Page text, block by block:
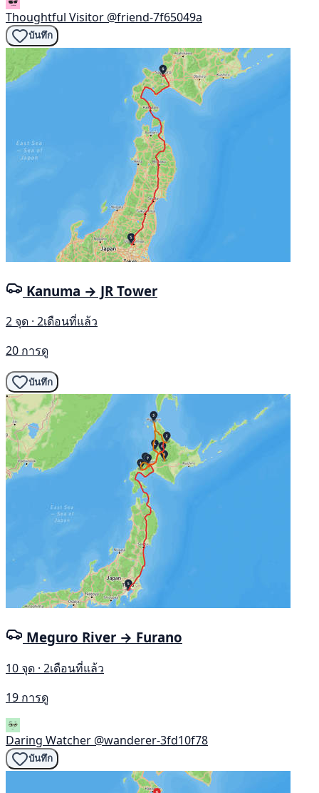
Thoughtful Visitor @friend-7f65049a
บันทึก
Kanuma → JR Tower
2 จุด · 2เดือนที่แล้ว
20 การดู
บันทึก
Meguro River → Furano
10 จุด · 2เดือนที่แล้ว
19 การดู
Daring Watcher @wanderer-3fd10f78
บันทึก